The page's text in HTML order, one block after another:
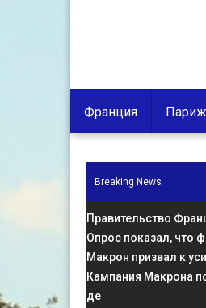
Франция Париж
Breaking News
Правительство
Опрос показал, что
Макрон призвал к
Кампания Макрона
де